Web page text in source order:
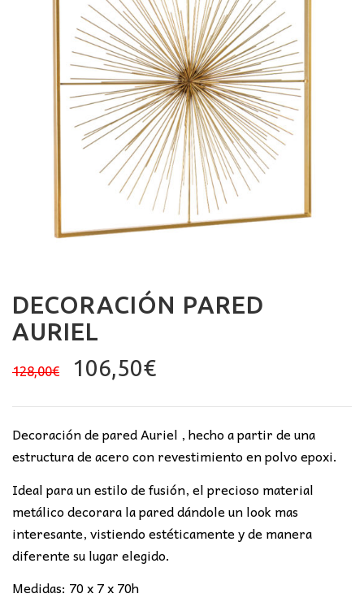
DECORACIÓN PARED
AURIEL
128,00€
El
original
era:
128,00€.
106,50€El
actual
es:
106,50€.
Decoración de pared Auriel , hecho a partir de una
estructura de acero con revestimiento en polvo epoxi.
Ideal para un estilo de fusión, el precioso material
metálico decorara la pared dándole un look mas
interesante, vistiendo estéticamente y de manera
diferente su lugar elegido.
Medidas: 70 x 7 x 70h